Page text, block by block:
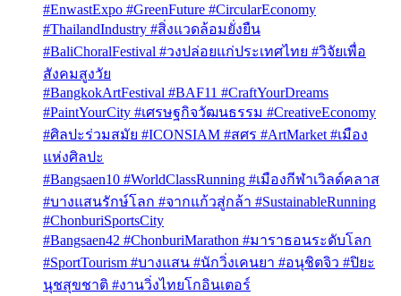
#EnwastExpo #GreenFuture #CircularEconomy
#ThailandIndustry #สิ่งแวดล้อมยั่งยืน
#BaliChoralFestival #วงปล่อยแก่ประเทศไทย #วิจัยเพื่อ
สังคมสูงวัย
#BangkokArtFestival #BAF11 #CraftYourDreams
#PaintYourCity #เศรษฐกิจวัฒนธรรม #CreativeEconomy
#ศิลปะร่วมสมัย #ICONSIAM #สศร #ArtMarket #เมือง
แห่งศิลปะ
#Bangsaen10 #WorldClassRunning #เมืองกีฬาเวิลด์คลาส
#บางแสนรักษ์โลก #จากแก้วสู่กล้า #SustainableRunning
#ChonburiSportsCity
#Bangsaen42 #ChonburiMarathon #มาราธอนระดับโลก
#SportTourism #บางแสน #นักวิ่งเคนยา #อนุชิตจิว #ปิยะ
นุชสุขชาติ #งานวิ่งไทยโกอินเตอร์